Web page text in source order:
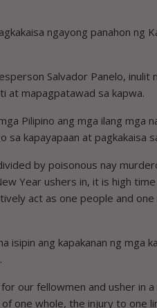
ngayong panahon ng
Salvador Panelo,
at mapagpatawad sa kapwa.
Pilipino ang mga ilang mga
sa kapayapaan at pagkakaisa
by poisonous nay
Year ushers in, it is high
act as one people and
isipin ang kapakanan ng mga
our fellowmen and usher in
one whole, the injury to one